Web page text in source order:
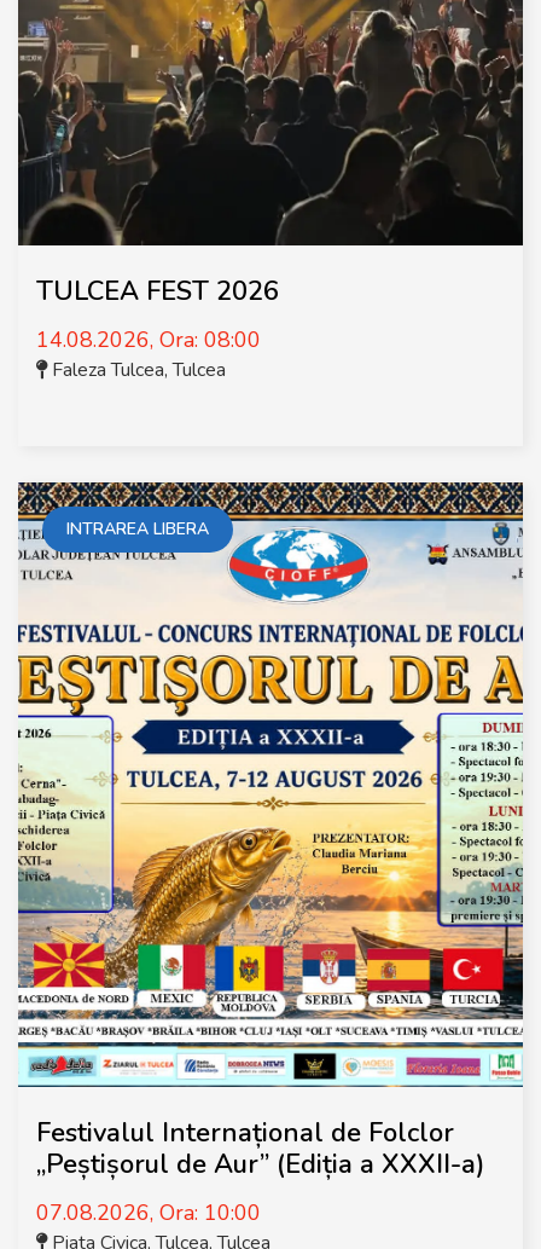
TULCEA FEST 2026
14.08.2026, Ora: 08:00
Faleza Tulcea,Tulcea
INTRAREA LIBERA
Festivalul Internațional de Folclor
„Peștișorul de Aur” (Ediția a XXXII-a)
07.08.2026, Ora: 10:00
Piata Civica, Tulcea,Tulcea